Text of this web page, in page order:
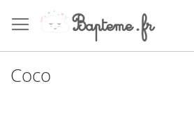
to
Content
Coco